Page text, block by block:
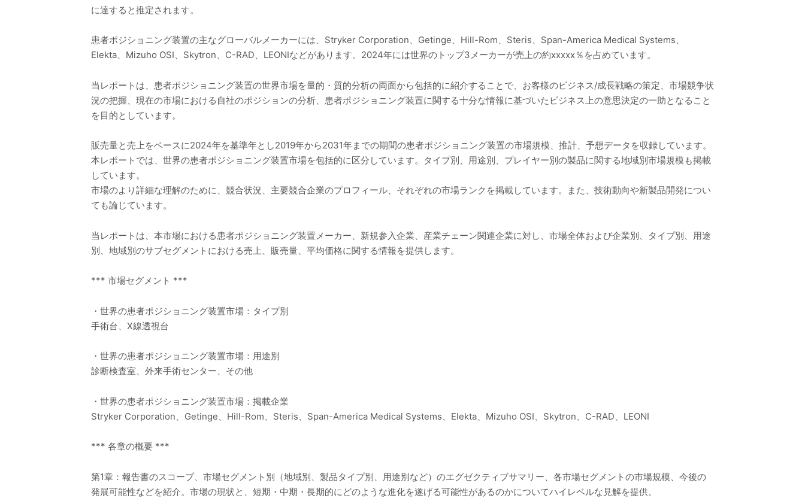
に達すると推定されます。
患者ポジショニング装置の主なグローバルメーカーには、Stryker Corporation、Getinge、Hill-Rom、Steris、Span-America Medical Systems、
Elekta、Mizuho OSI、Skytron、C-RAD、LEONIなどがあります。2024年には世界のトップ3メーカーが売上の約xxxxx％を占めています。
当レポートは、患者ポジショニング装置の世界市場を量的・質的分析の両面から包括的に紹介することで、お客様のビジネス/成長戦略の策定、市場競争状
況の把握、現在の市場における自社のポジションの分析、患者ポジショニング装置に関する十分な情報に基づいたビジネス上の意思決定の一助となること
を目的としています。
販売量と売上をベースに2024年を基準年とし2019年から2031年までの期間の患者ポジショニング装置の市場規模、推計、予想データを収録しています。
本レポートでは、世界の患者ポジショニング装置市場を包括的に区分しています。タイプ別、用途別、プレイヤー別の製品に関する地域別市場規模も掲載
しています。
市場のより詳細な理解のために、競合状況、主要競合企業のプロフィール、それぞれの市場ランクを掲載しています。また、技術動向や新製品開発につい
ても論じています。
当レポートは、本市場における患者ポジショニング装置メーカー、新規参入企業、産業チェーン関連企業に対し、市場全体および企業別、タイプ別、用途
別、地域別のサブセグメントにおける売上、販売量、平均価格に関する情報を提供します。
*** 市場セグメント ***
・世界の患者ポジショニング装置市場：タイプ別
手術台、X線透視台
・世界の患者ポジショニング装置市場：用途別
診断検査室、外来手術センター、その他
・世界の患者ポジショニング装置市場：掲載企業
Stryker Corporation、Getinge、Hill-Rom、Steris、Span-America Medical Systems、Elekta、Mizuho OSI、Skytron、C-RAD、LEONI
*** 各章の概要 ***
第1章：報告書のスコープ、市場セグメント別（地域別、製品タイプ別、用途別など）のエグゼクティブサマリー、各市場セグメントの市場規模、今後の
発展可能性などを紹介。市場の現状と、短期・中期・長期的にどのような進化を遂げる可能性があるのかについてハイレベルな見解を提供。